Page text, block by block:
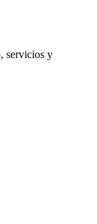
servicios y